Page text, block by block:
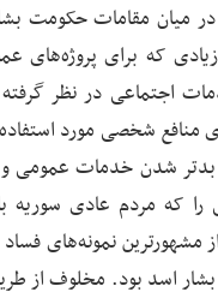
در میان مقامات حکومت
که برای پروژه‌های
اجتماعی در نظر
منافع شخصی مورد
بدتر شدن خدمات
که مردم عادی سوریه
مشهورترین نمونه‌های
اسد بود. مخلوف از